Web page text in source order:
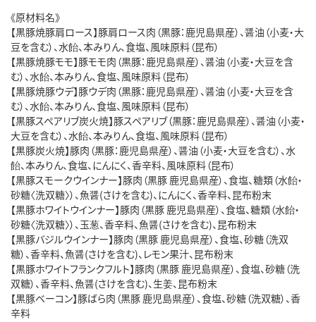
《原材料名》
【黒豚焼豚肩ロース】豚肩ロース肉（黒豚：鹿児島県産）、醤油（小麦・大
豆を含む）、水飴、本みりん、食塩、風味原料（昆布）
【黒豚焼豚モモ】豚モモ肉（黒豚：鹿児島県産）、醤油（小麦・大豆を含
む）、水飴、本みりん、食塩、風味原料（昆布）
【黒豚焼豚ウデ】豚ウデ肉（黒豚：鹿児島県産）、醤油（小麦・大豆を含
む）、水飴、本みりん、食塩、風味原料（昆布）
【黒豚スペアリブ炭火焼】豚スペアリブ（黒豚：鹿児島県産）、醤油（小麦・
大豆を含む）、水飴、本みりん、食塩、風味原料（昆布）
【黒豚炭火焼】豚肉（黒豚：鹿児島県産）、醤油（小麦・大豆を含む）、水
飴、本みりん、食塩、にんにく、香辛料、風味原料（昆布）
【黒豚スモークウインナー】豚肉（黒豚 鹿児島県産）、食塩、糖類（水飴・
砂糖〈洗双糖〉）、魚醤(さけを含む)、にんにく、香辛料、昆布粉末
【黒豚ホワイトウインナー】豚肉（黒豚 鹿児島県産）、食塩、糖類（水飴・
砂糖〈洗双糖〉）、玉葱、香辛料、魚醤(さけを含む)、昆布粉末
【黒豚バジルウインナー】豚肉（黒豚 鹿児島県産）、食塩、砂糖（洗双
糖）、香辛料、魚醤(さけを含む)、レモン果汁、昆布粉末
【黒豚ホワイトフランクフルト】豚肉（黒豚 鹿児島県産）、食塩、砂糖（洗
双糖）、香辛料、魚醤(さけを含む)、生姜、昆布粉末
【黒豚ベーコン】豚ばら肉（黒豚 鹿児島県産）、食塩、砂糖（洗双糖）、香
辛料